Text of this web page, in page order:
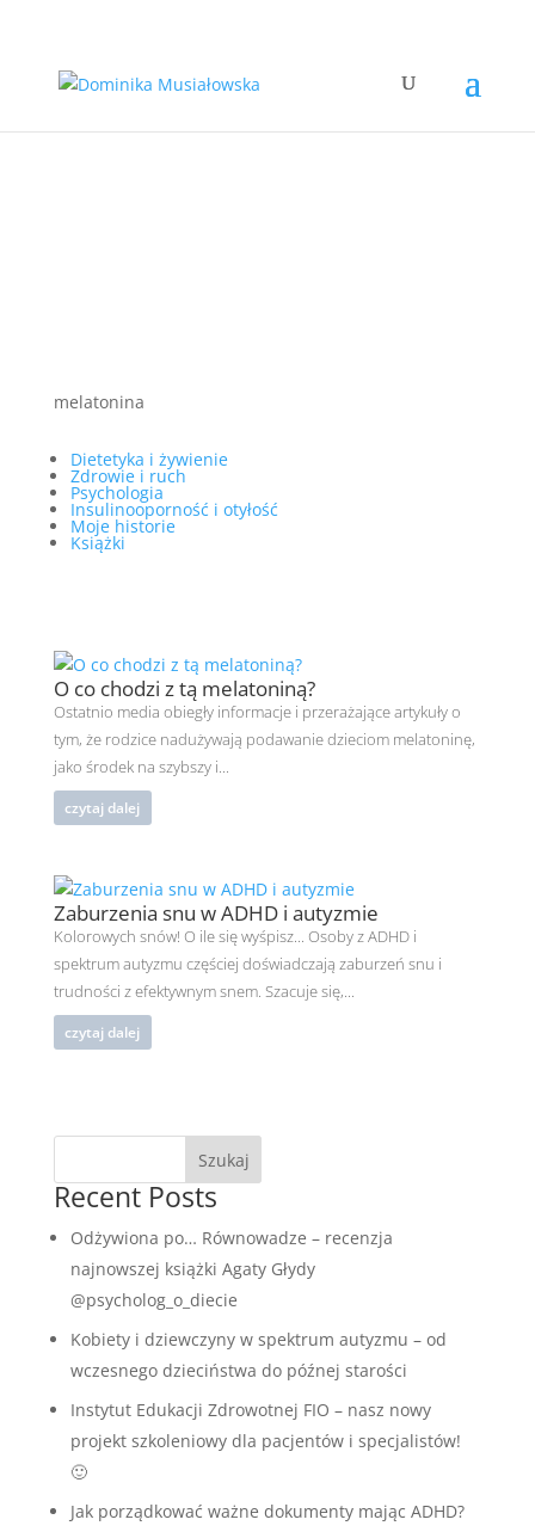
melatonina
Dietetyka i żywienie
Zdrowie i ruch
Psychologia
Insulinooporność i otyłość
Moje historie
Książki
O co chodzi z tą melatoniną?
Ostatnio media obiegły informacje i przerażające artykuły o
tym, że rodzice nadużywają podawanie dzieciom melatoninę,
jako środek na szybszy i...
czytaj dalej
Zaburzenia snu w ADHD i autyzmie
Kolorowych snów! O ile się wyśpisz... Osoby z ADHD i
spektrum autyzmu częściej doświadczają zaburzeń snu i
trudności z efektywnym snem. Szacuje się,...
czytaj dalej
Szukaj
Recent Posts
Odżywiona po… Równowadze – recenzja
najnowszej książki Agaty Głydy
@psycholog_o_diecie
Kobiety i dziewczyny w spektrum autyzmu – od
wczesnego dzieciństwa do późnej starości
Instytut Edukacji Zdrowotnej FIO – nasz nowy
projekt szkoleniowy dla pacjentów i specjalistów!
🙂
Jak porządkować ważne dokumenty mając ADHD?